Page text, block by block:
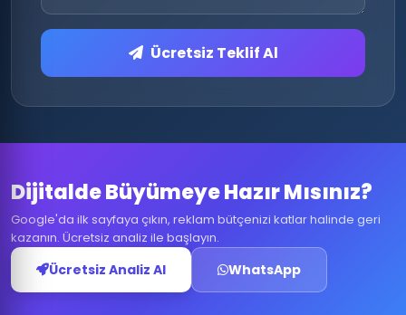
Ücretsiz Teklif Al
Dijitalde Büyümeye Hazır Mısınız?
Google'da ilk sayfaya çıkın, reklam bütçenizi katlar halinde geri
kazanın. Ücretsiz analiz ile başlayın.
Ücretsiz Analiz Al WhatsApp